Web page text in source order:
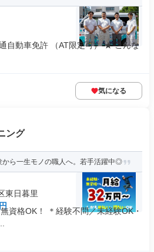
自動車免許 （AT限定可） ★ こんな
気になる
ング
から一生モノの職人へ。若手活躍中◎
東日暮里
資格OK！ ＊経験不問／未経験OK・